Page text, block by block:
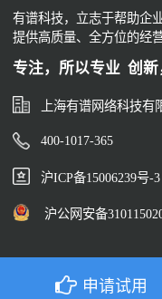
有谱科技，立志于帮助企
提供高质量、全方位的经
专注，所以专业 创
上海有谱网络科技有
400-1017-365
沪ICP备15006239号-3
沪公网安备
申请试用